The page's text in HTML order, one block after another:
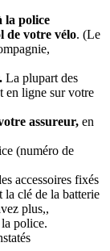
la police
de votre vélo. (Le
La plupart des
en ligne sur votre
assureur, en
(numéro de
accessoires fixés
la clé de la batterie
plus,,
police.